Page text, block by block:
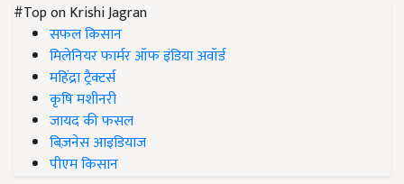
#Top on Krishi Jagran
सफल किसान
मिलेनियर फार्मर ऑफ इंडिया अवॉर्ड
महिंद्रा ट्रैक्टर्स
कृषि मशीनरी
जायद की फसल
बिज़नेस आइडियाज
पीएम किसान